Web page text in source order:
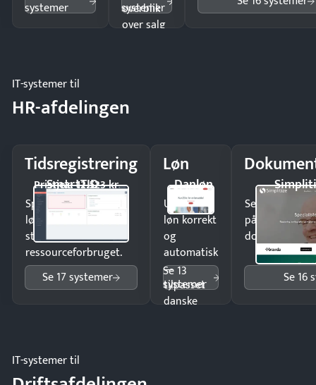
systemer
overblik
over salg
systemer
IT-systemer til
HR-afdelingen
Tidsregistrering
SmartTID
Pristjek: 12.523 kr
Spar tid på
lønberegning og få
styr på
ressourceforbruget.
Se 17 systemer
Løn
Danløn
Udbetal
løn korrekt
og
automatisk
—
tilpasset
danske
Se 13
systemer
Send
på minutter
dokumenter.
Se 16
IT-systemer til